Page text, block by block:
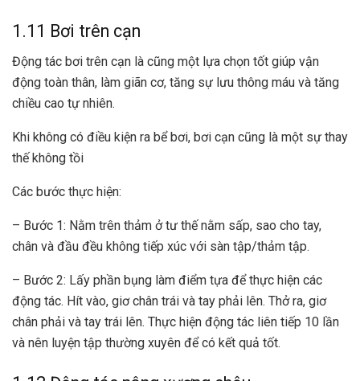
1.11 Bơi trên cạn
Động tác bơi trên cạn là cũng một lựa chọn tốt giúp vận
động toàn thân, làm giãn cơ, tăng sự lưu thông máu và tăng
chiều cao tự nhiên.
Khi không có điều kiện ra bể bơi, bơi cạn cũng là một sự thay
thế không tồi
Các bước thực hiện:
– Bước 1: Nằm trên thảm ở tư thế nằm sấp, sao cho tay,
chân và đầu đều không tiếp xúc với sàn tập/thảm tập.
– Bước 2: Lấy phần bụng làm điểm tựa để thực hiện các
động tác. Hít vào, giơ chân trái và tay phải lên. Thở ra, giơ
chân phải và tay trái lên. Thực hiện động tác liên tiếp 10 lần
và nên luyện tập thường xuyên để có kết quả tốt.